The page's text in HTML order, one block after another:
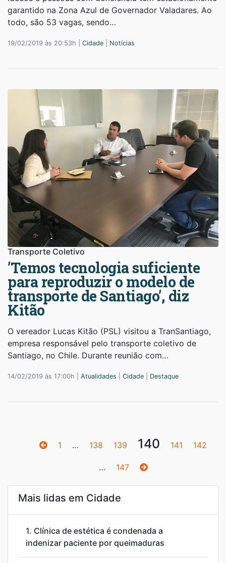
garantido na Zona Azul de Governador Valadares. Ao
todo, são 53 vagas, sendo…
19/02/2019 às 20:53h | Cidade Notícias
Transporte Coletivo
’Temos tecnologia suficiente
para reproduzir o modelo de
transporte de Santiago’, diz
Kitão
O vereador Lucas Kitão (PSL) visitou a TranSantiago,
empresa responsável pelo transporte coletivo de
Santiago, no Chile. Durante reunião com…
14/02/2019 às 17:00h | Atualidades Cidade Destaque
1 … 138 139 140 141 142
… 147
Mais lidas em Cidade
1. Clínica de estética é condenada a
indenizar paciente por queimaduras